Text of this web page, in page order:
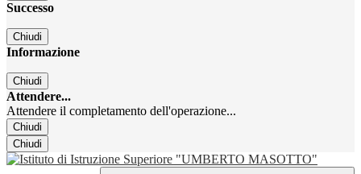
Successo
Chiudi
Informazione
Chiudi
Attendere...
Attendere il completamento dell'operazione...
Chiudi
Chiudi